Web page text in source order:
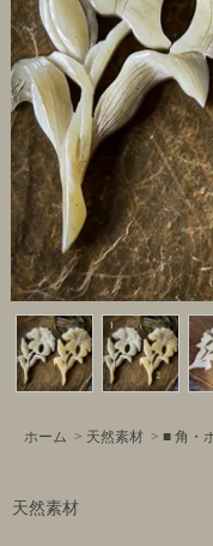
ホーム > 天然素材 > ■ 角・
天然素材